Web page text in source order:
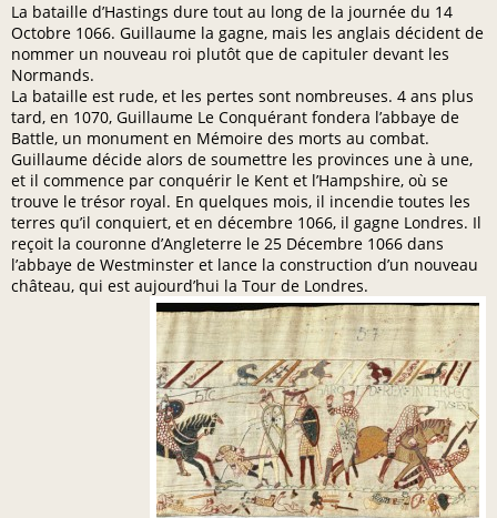
La bataille d’Hastings dure tout au long de la journée du 14
Octobre 1066. Guillaume la gagne, mais les anglais décident de
nommer un nouveau roi plutôt que de capituler devant les
Normands.
La bataille est rude, et les pertes sont nombreuses. 4 ans plus
tard, en 1070, Guillaume Le Conquérant fondera l’abbaye de
Battle, un monument en Mémoire des morts au combat.
Guillaume décide alors de soumettre les provinces une à une,
et il commence par conquérir le Kent et l’Hampshire, où se
trouve le trésor royal. En quelques mois, il incendie toutes les
terres qu’il conquiert, et en décembre 1066, il gagne Londres. Il
reçoit la couronne d’Angleterre le 25 Décembre 1066 dans
l’abbaye de Westminster et lance la construction d’un nouveau
château, qui est aujourd’hui la Tour de Londres.